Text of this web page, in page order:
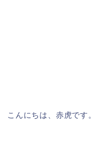
こんにちは、赤虎です。